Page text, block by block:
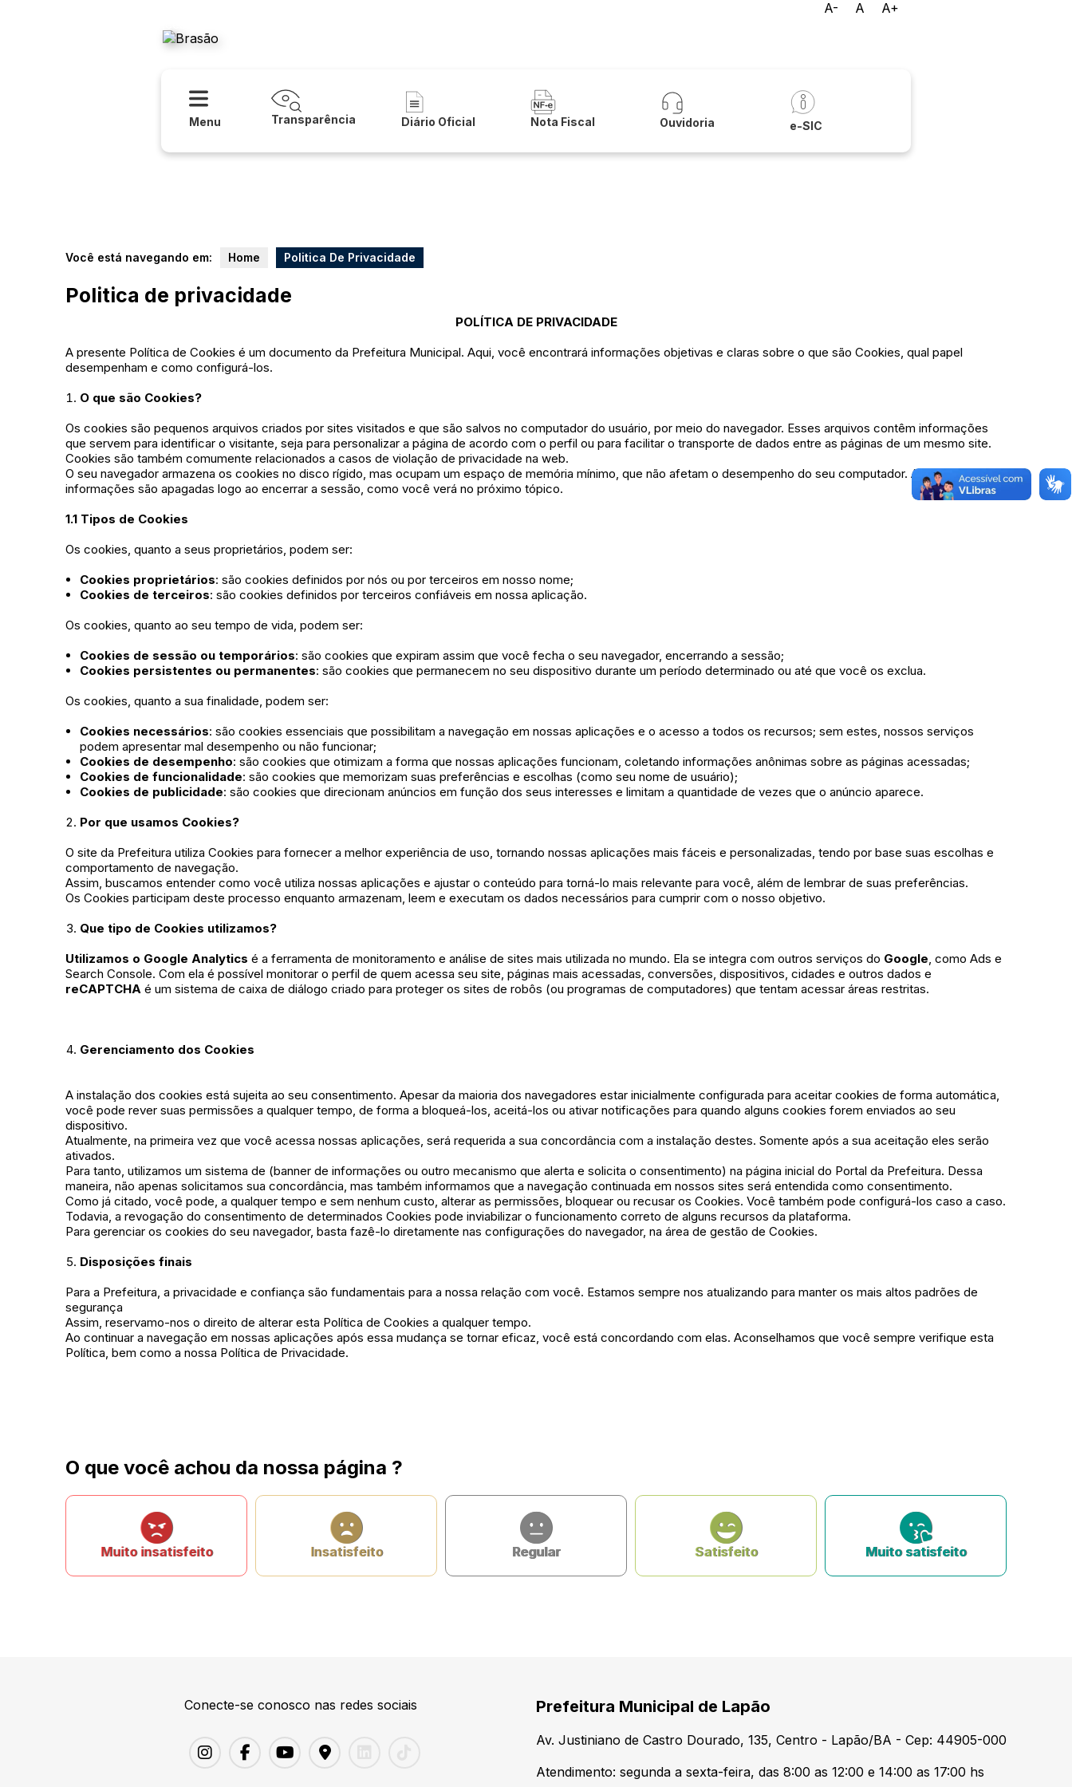
A- A
A+
Menu Transparência Diário Oficial Nota Fiscal Ouvidoria e-SIC
Você está navegando em: Home Politica De Privacidade
Politica de privacidade
POLÍTICA DE PRIVACIDADE
A presente Política de Cookies é um documento da Prefeitura Municipal. Aqui, você encontrará informações objetivas e claras sobre o que são Cookies, qual papel
desempenham e como configurá-los.
O que são Cookies?
Os cookies são pequenos arquivos criados por sites visitados e que são salvos no computador do usuário, por meio do navegador. Esses arquivos contêm informações
que servem para identificar o visitante, seja para personalizar a página de acordo com o perfil ou para facilitar o transporte de dados entre as páginas de um mesmo site.
Cookies são também comumente relacionados a casos de violação de privacidade na web.
O seu navegador armazena os cookies no disco rígido, mas ocupam um espaço de memória mínimo, que não afetam o desempenho do seu computador. A maioria das
informações são apagadas logo ao encerrar a sessão, como você verá no próximo tópico.
1.1 Tipos de Cookies
Os cookies, quanto a seus proprietários, podem ser:
Cookies proprietários: são cookies definidos por nós ou por terceiros em nosso nome;
Cookies de terceiros: são cookies definidos por terceiros confiáveis em nossa aplicação.
Os cookies, quanto ao seu tempo de vida, podem ser:
Cookies de sessão ou temporários: são cookies que expiram assim que você fecha o seu navegador, encerrando a sessão;
Cookies persistentes ou permanentes: são cookies que permanecem no seu dispositivo durante um período determinado ou até que você os exclua.
Os cookies, quanto a sua finalidade, podem ser:
Cookies necessários: são cookies essenciais que possibilitam a navegação em nossas aplicações e o acesso a todos os recursos; sem estes, nossos serviços
podem apresentar mal desempenho ou não funcionar;
Cookies de desempenho: são cookies que otimizam a forma que nossas aplicações funcionam, coletando informações anônimas sobre as páginas acessadas;
Cookies de funcionalidade: são cookies que memorizam suas preferências e escolhas (como seu nome de usuário);
Cookies de publicidade: são cookies que direcionam anúncios em função dos seus interesses e limitam a quantidade de vezes que o anúncio aparece.
Por que usamos Cookies?
O site da Prefeitura utiliza Cookies para fornecer a melhor experiência de uso, tornando nossas aplicações mais fáceis e personalizadas, tendo por base suas escolhas e
comportamento de navegação.
Assim, buscamos entender como você utiliza nossas aplicações e ajustar o conteúdo para torná-lo mais relevante para você, além de lembrar de suas preferências.
Os Cookies participam deste processo enquanto armazenam, leem e executam os dados necessários para cumprir com o nosso objetivo.
Que tipo de Cookies utilizamos?
Utilizamos o Google Analytics é a ferramenta de monitoramento e análise de sites mais utilizada no mundo. Ela se integra com outros serviços do Google, como Ads e
Search Console. Com ela é possível monitorar o perfil de quem acessa seu site, páginas mais acessadas, conversões, dispositivos, cidades e outros dados e
reCAPTCHA é um sistema de caixa de diálogo criado para proteger os sites de robôs (ou programas de computadores) que tentam acessar áreas restritas.
Gerenciamento dos Cookies
A instalação dos cookies está sujeita ao seu consentimento. Apesar da maioria dos navegadores estar inicialmente configurada para aceitar cookies de forma automática,
você pode rever suas permissões a qualquer tempo, de forma a bloqueá-los, aceitá-los ou ativar notificações para quando alguns cookies forem enviados ao seu
dispositivo.
Atualmente, na primeira vez que você acessa nossas aplicações, será requerida a sua concordância com a instalação destes. Somente após a sua aceitação eles serão
ativados.
Para tanto, utilizamos um sistema de (banner de informações ou outro mecanismo que alerta e solicita o consentimento) na página inicial do Portal da Prefeitura. Dessa
maneira, não apenas solicitamos sua concordância, mas também informamos que a navegação continuada em nossos sites será entendida como consentimento.
Como já citado, você pode, a qualquer tempo e sem nenhum custo, alterar as permissões, bloquear ou recusar os Cookies. Você também pode configurá-los caso a caso.
Todavia, a revogação do consentimento de determinados Cookies pode inviabilizar o funcionamento correto de alguns recursos da plataforma.
Para gerenciar os cookies do seu navegador, basta fazê-lo diretamente nas configurações do navegador, na área de gestão de Cookies.
Disposições finais
Para a Prefeitura, a privacidade e confiança são fundamentais para a nossa relação com você. Estamos sempre nos atualizando para manter os mais altos padrões de
segurança
Assim, reservamo-nos o direito de alterar esta Política de Cookies a qualquer tempo.
Ao continuar a navegação em nossas aplicações após essa mudança se tornar eficaz, você está concordando com elas. Aconselhamos que você sempre verifique esta
Política, bem como a nossa Política de Privacidade.
O que você achou da nossa página ?
Muito insatisfeito Insatisfeito Regular Satisfeito Muito satisfeito
Conecte-se conosco nas redes sociais Prefeitura Municipal de Lapão
Av. Justiniano de Castro Dourado, 135, Centro - Lapão/BA - Cep: 44905-000
Atendimento: segunda a sexta-feira, das 8:00 as 12:00 e 14:00 as 17:00 hs